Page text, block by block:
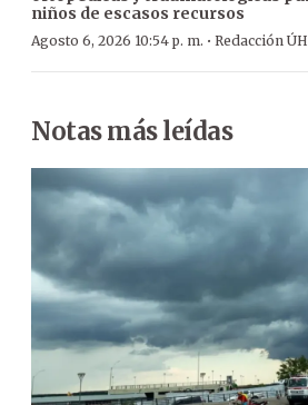
niños de escasos recursos
Agosto 6, 2026 10:54 p. m. · Redacción ÚH
Notas más leídas